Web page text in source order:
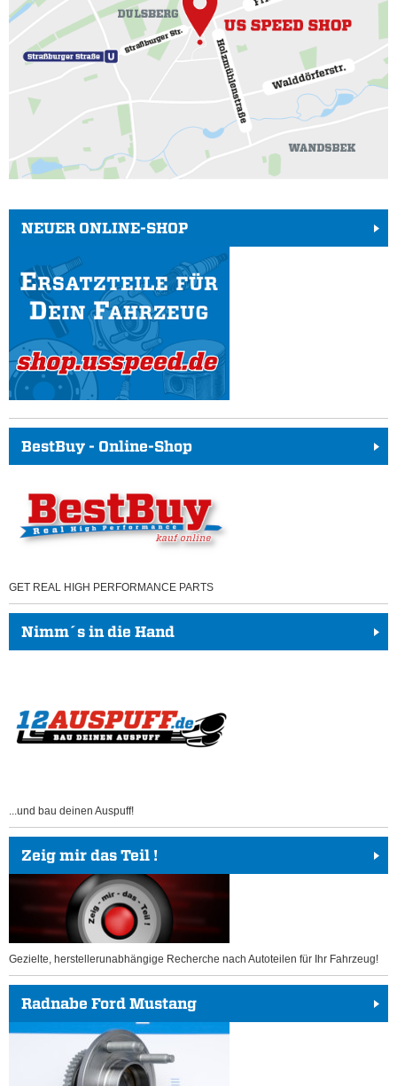
NEUER ONLINE-SHOP
BestBuy - Online-Shop
GET REAL HIGH PERFORMANCE PARTS
Nimm´s in die Hand
...und bau deinen Auspuff!
Zeig mir das Teil !
Gezielte, herstellerunabhängige Recherche nach Autoteilen für Ihr Fahrzeug!
Radnabe Ford Mustang